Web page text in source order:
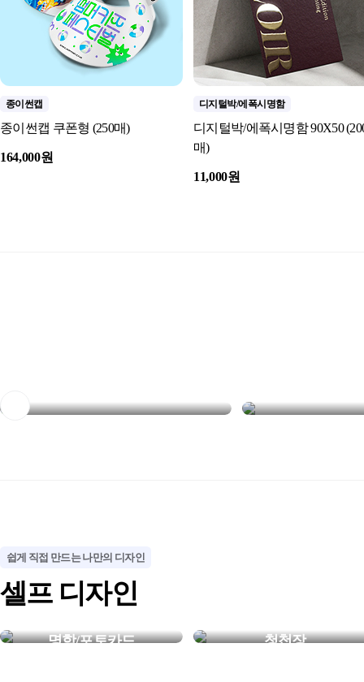
종이썬캡
종이썬캡 쿠폰형 (250매)
164,000원
디지털박/에폭시명함
디지털박/에폭시명함 90X50
매)
11,000원
셀프 디자인
쉽게 직접 만드는 나만의 디자인
명함/포토카드 청첩장